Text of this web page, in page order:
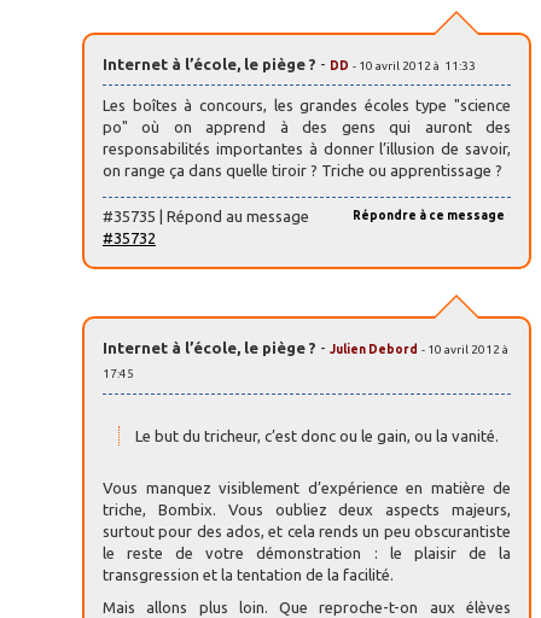
Internet à l’école, le piège ? - DD - 10 avril 2012 à 11:33
Les boîtes à concours, les grandes écoles type "science
po" où on apprend à des gens qui auront des
responsabilités importantes à donner l’illusion de savoir,
on range ça dans quelle tiroir ? Triche ou apprentissage ?
Répondre à ce message
#35735 | Répond au message
#35732
Internet à l’école, le piège ? - Julien Debord - 10 avril 2012 à
17:45
Le but du tricheur, c’est donc ou le gain, ou la vanité.
Vous manquez visiblement d’expérience en matière de
triche, Bombix. Vous oubliez deux aspects majeurs,
surtout pour des ados, et cela rends un peu obscurantiste
le reste de votre démonstration : le plaisir de la
transgression et la tentation de la facilité.
Mais allons plus loin. Que reproche-t-on aux élèves